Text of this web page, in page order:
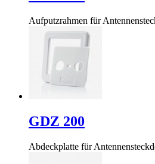
Aufputzrahmen für
GDZ 200
Abdeckplatte für